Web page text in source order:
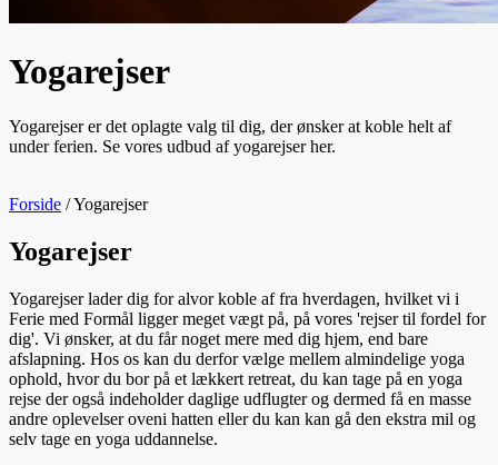
Yogarejser
Yogarejser er det oplagte valg til dig, der ønsker at koble helt af
under ferien. Se vores udbud af yogarejser her.
Forside /Yogarejser
Yogarejser
Yogarejser lader dig for alvor koble af fra hverdagen, hvilket vi i
Ferie med Formål ligger meget vægt på, på vores 'rejser til fordel for
dig'. Vi ønsker, at du får noget mere med dig hjem, end bare
afslapning. Hos os kan du derfor vælge mellem almindelige yoga
ophold, hvor du bor på et lækkert retreat, du kan tage på en yoga
rejse der også indeholder daglige udflugter og dermed få en masse
andre oplevelser oveni hatten eller du kan kan gå den ekstra mil og
selv tage en yoga uddannelse.